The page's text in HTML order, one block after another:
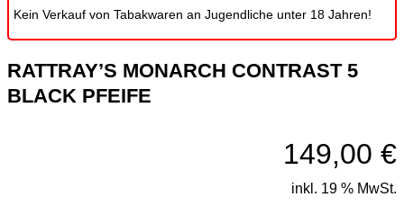
Kein Verkauf von Tabakwaren an Jugendliche unter 18 Jahren!
RATTRAY’S MONARCH CONTRAST 5
BLACK PFEIFE
149,00 €
inkl. 19 % MwSt.